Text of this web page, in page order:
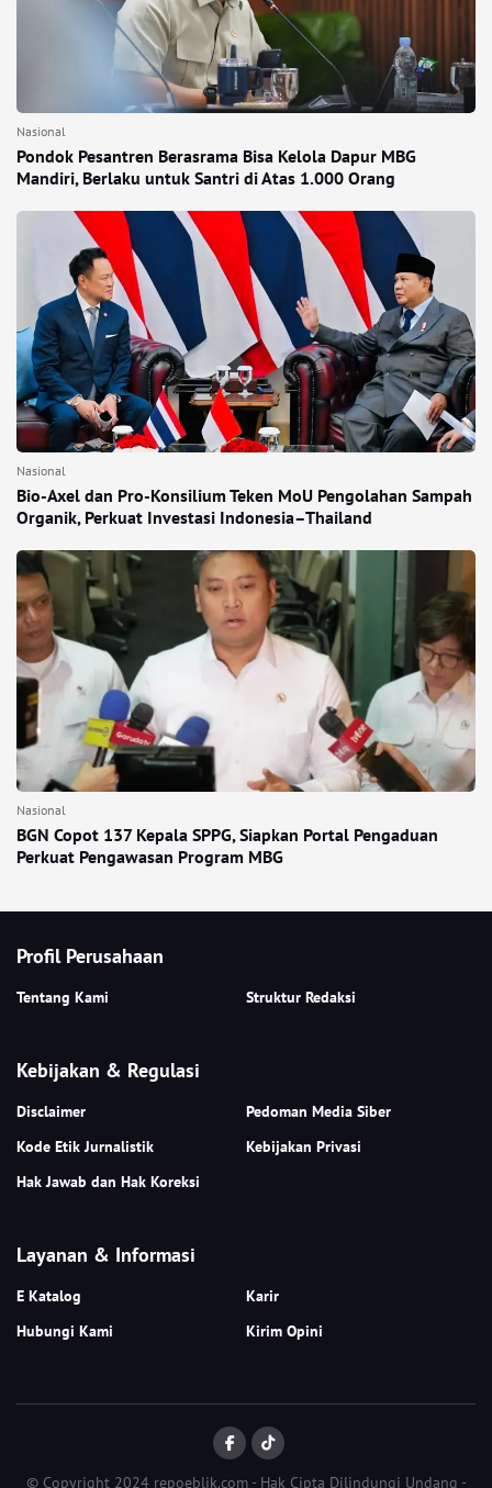
Nasional
Pondok Pesantren Berasrama Bisa Kelola Dapur MBG
Mandiri, Berlaku untuk Santri di Atas 1.000 Orang
Nasional
Bio-Axel dan Pro-Konsilium Teken MoU Pengolahan Sampah
Organik, Perkuat Investasi Indonesia–Thailand
Nasional
BGN Copot 137 Kepala SPPG, Siapkan Portal Pengaduan
Perkuat Pengawasan Program MBG
Profil Perusahaan
Tentang Kami Struktur Redaksi
Kebijakan & Regulasi
Disclaimer
Pedoman Media Siber
Kode Etik Jurnalistik
Kebijakan Privasi
Hak Jawab dan Hak Koreksi
Layanan & Informasi
E Katalog
Karir
Hubungi Kami
Kirim Opini
© Copyright 2024 repoeblik.com - Hak Cipta Dilindungi Undang -